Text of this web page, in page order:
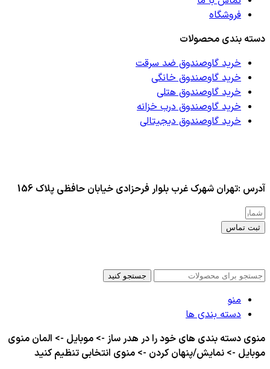
فروشگاه
دسته بندی محصولات
خرید گاوصندوق ضد سرقت
خرید گاوصندوق خانگی
خرید گاوصندوق هتلی
خرید گاوصندوق درب خزانه
خرید گاوصندوق دیجیتالی
آدرس :تهران شهرک غرب بلوار فرحزادی خیابان حافظی پلاک 156
ثبت تماس
جستجو کنید
منو
دسته بندی ها
منوی دسته بندی های خود را در هدر ساز -> موبایل -> المان منوی
موبایل -> نمایش/پنهان کردن -> منوی انتخابی تنظیم کنید